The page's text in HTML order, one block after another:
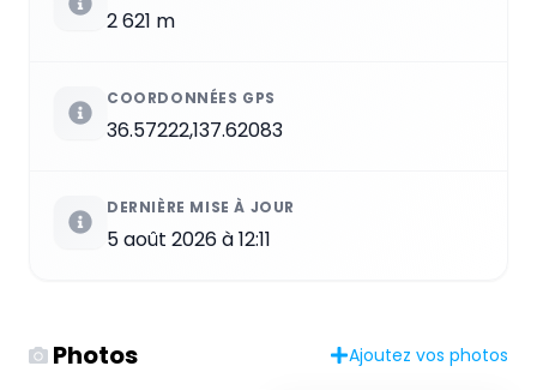
2 621 m
COORDONNÉES GPS
36.57222,137.62083
DERNIÈRE MISE À JOUR
5 août 2026 à 12:11
Photos Ajoutez vos photos